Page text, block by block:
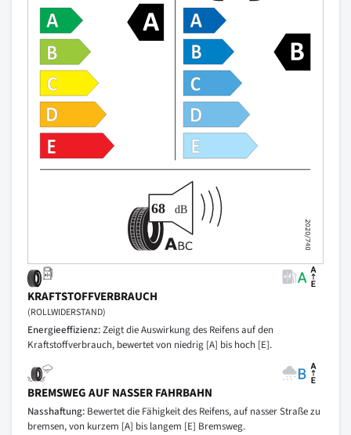
KRAFTSTOFFVERBRAUCH
(ROLLWIDERSTAND)
Energieeffizienz:Zeigt die Auswirkung des Reifens auf den
Kraftstoffverbrauch, bewertet von niedrig [A] bis hoch [E].
BREMSWEG AUF NASSER FAHRBAHN
Nasshaftung: Bewertet die Fähigkeit des Reifens, auf nasser Straße zu
bremsen, von kurzem [A] bis langem [E] Bremsweg.